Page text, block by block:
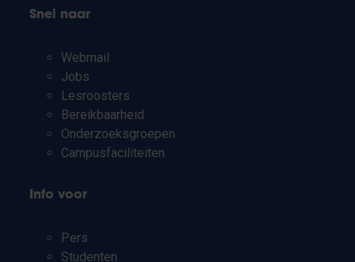
Snel naar
Webmail
Jobs
Lesroosters
Bereikbaarheid
Onderzoeksgroepen
Campusfaciliteiten
Info voor
Pers
Studenten